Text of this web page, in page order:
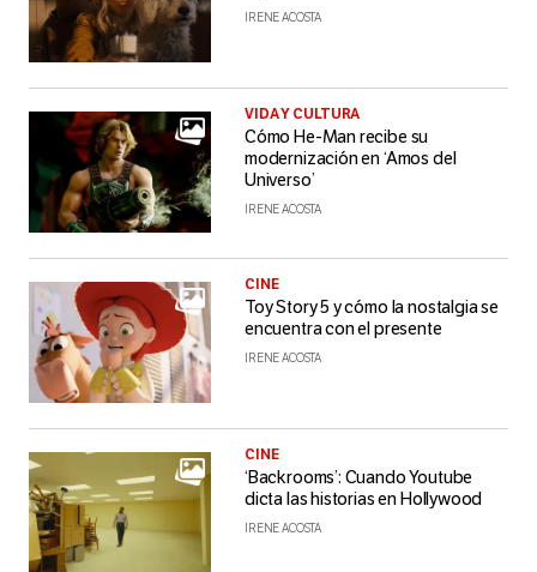
IRENE ACOSTA
VIDA Y CULTURA
Cómo He-Man recibe su
modernización en ‘Amos del
Universo’
IRENE ACOSTA
CINE
Toy Story 5 y cómo la nostalgia se
encuentra con el presente
IRENE ACOSTA
CINE
‘Backrooms’: Cuando Youtube
dicta las historias en Hollywood
IRENE ACOSTA